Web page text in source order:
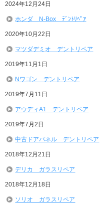
2024年12月24日
ホンダ N-Box ﾃﾞﾝﾄﾘﾍﾟｱ
2020年10月22日
マツダデミオ デントリペア
2019年11月1日
Nワゴン デントリペア
2019年7月11日
アウディA1 デントリペア
2019年7月2日
中古ドアパネル デントリペア
2018年12月21日
デリカ ガラスリペア
2018年12月18日
ソリオ ガラスリペア